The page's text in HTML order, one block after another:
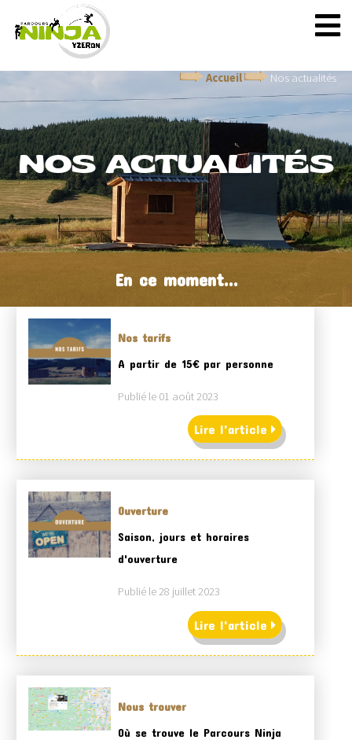
Accueil Nos actualités
NOS ACTUALITÉS
En ce moment...
Nos tarifs
A partir de 15€ par personne
Publié le 01 août 2023
Lire l'article
Ouverture
Saison, jours et horaires
d'ouverture
Publié le 28 juillet 2023
Lire l'article
Nous trouver
Où se trouve le Parcours Ninja